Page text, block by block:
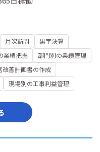
月次訪問
黒字決算
業績把握
部門別の業績管理
改善計画書の作成
現場別の工事利益管理